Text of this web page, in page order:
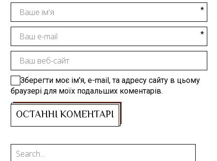
Зберегти моє ім'я, e-mail, та адресу сайту в цьому
браузері для моїх подальших коментарів.